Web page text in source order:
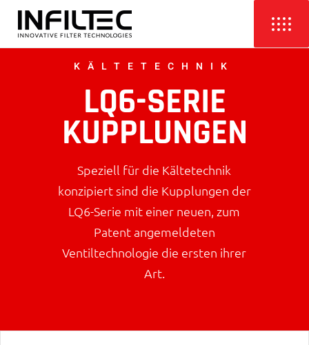
KÄLTETECHNIK
LQ6-SERIE
KUPPLUNGEN
Speziell für die Kältetechnik
konzipiert sind die Kupplungen der
LQ6-Serie mit einer neuen, zum
Patent angemeldeten
Ventiltechnologie die ersten ihrer
Art.